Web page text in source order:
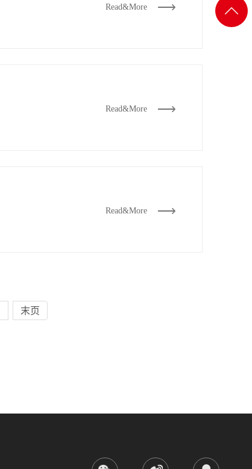
QQ客
返回
Read&More
Read&More
Read&More
末页